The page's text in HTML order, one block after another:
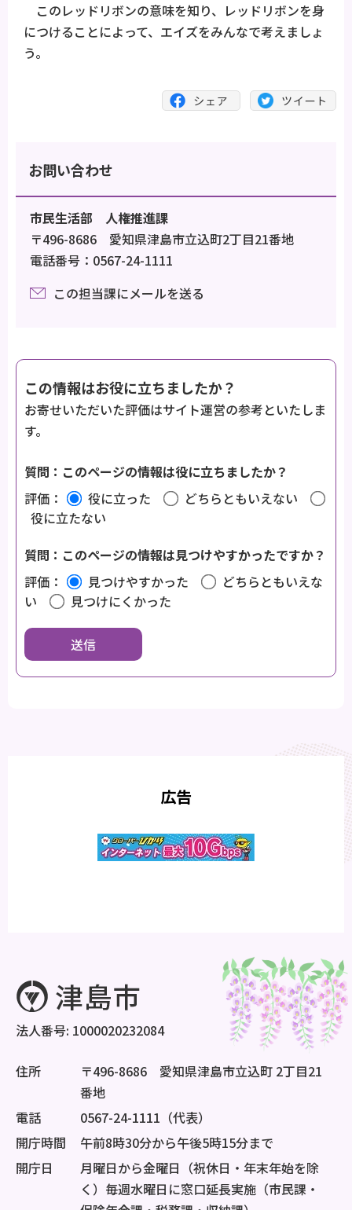
このレッドリボンの意味を知り、レッドリボンを身
につけることによって、エイズをみんなで考えましょ
う。
お問い合わせ
市民生活部 人権推進課
〒496-8686 愛知県津島市立込町2丁目21番地
電話番号：0567-24-1111
この担当課にメールを送る
この情報はお役に立ちましたか？
お寄せいただいた評価はサイト運営の参考といたしま
す。
質問：このページの情報は役に立ちましたか？
評価：
役に立った
どちらともいえない
役に立たない
質問：このページの情報は見つけやすかったですか？
評価：
見つけやすかった
どちらともいえな
い
見つけにくかった
広告
法人番号: 1000020232084
住所
〒496-8686 愛知県津島市立込町 2丁目21
番地
電話
0567-24-1111（代表）
開庁時間
午前8時30分から午後5時15分まで
開庁日
月曜日から金曜日（祝休日・年末年始を除
く）毎週水曜日に窓口延長実施（市民課・